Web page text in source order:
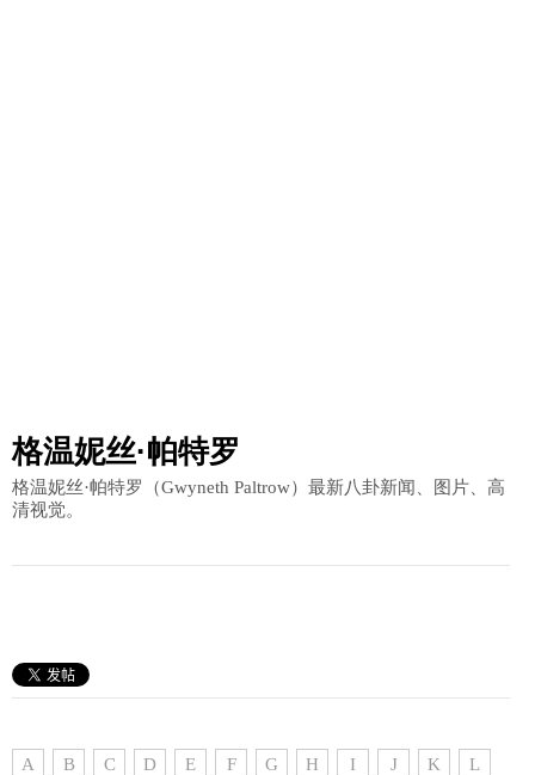
格温妮丝·帕特罗
格温妮丝·帕特罗（Gwyneth Paltrow）最新八卦新闻、图片、高
清视觉。
A B C D E F G H I J K L